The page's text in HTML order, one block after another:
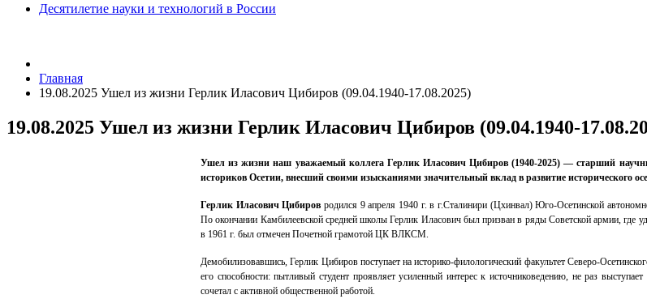
Десятилетие науки и технологий в России
Главная
19.08.2025 Ушел из жизни Герлик Иласович Цибиров (09.04.1940-17.08.2025)
19.08.2025 Ушел из жизни Герлик Иласович Цибиров (09.04.1940-
Ушел из жизни наш уважаемый коллега Герлик Иласович Цибиров (1940-2025) — старший
историков Осетии, внесший своими изысканиями значительный вклад в развитие исторического
Герлик Иласович Цибиров родился 9 апреля 1940 г. в г.Сталинири (Цхинвал) Юго-Осетинской
По окончании Камбилеевской средней школы Герлик Иласович был призван в ряды Советской армии, где
в 1961 г. был отмечен Почетной грамотой ЦК ВЛКСМ.
Демобилизовавшись, Герлик Цибиров поступает на историко-филологический факультет Северо-
его способности: пытливый студент проявляет усиленный интерес к источниковедению, не раз
сочетал с активной общественной работой.